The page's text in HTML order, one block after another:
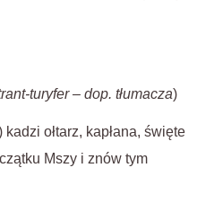
turyfer – dop. tłumacza)
ołtarz, kapłana, święte
Mszy i znów tym